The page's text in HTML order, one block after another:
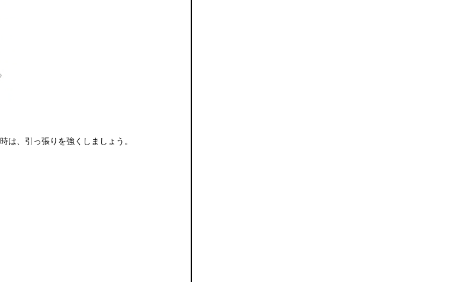
は、引っ張りを強くしましょう。